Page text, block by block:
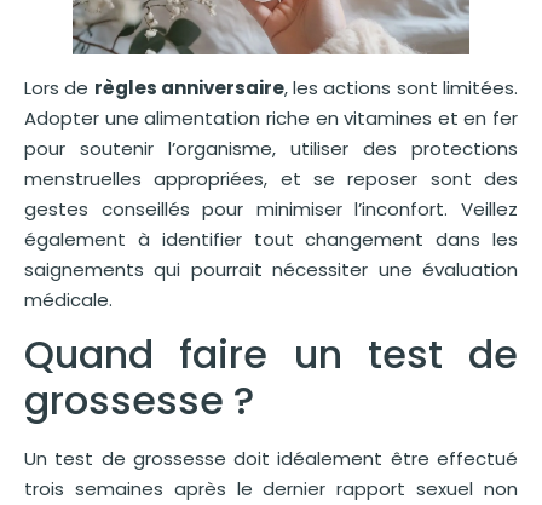
Lors de règles anniversaire, les actions sont limitées.
Adopter une alimentation riche en vitamines et en fer
pour soutenir l’organisme, utiliser des protections
menstruelles appropriées, et se reposer sont des
gestes conseillés pour minimiser l’inconfort. Veillez
également à identifier tout changement dans les
saignements qui pourrait nécessiter une évaluation
médicale.
Quand faire un test de
grossesse ?
Un test de grossesse doit idéalement être effectué
trois semaines après le dernier rapport sexuel non